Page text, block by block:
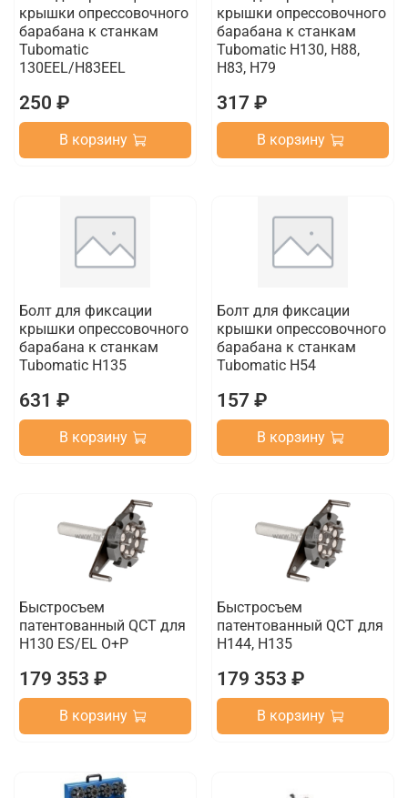
крышки опрессовочного
барабана к станкам
Tubomatic
130EEL/H83EEL
250 ₽
В корзину
крышки опрессовочного
барабана к станкам
Tubomatic H130, H88,
H83, H79
317 ₽
В корзину
Болт для фиксации
крышки опрессовочного
барабана к станкам
Tubomatic H135
631 ₽
В корзину
Болт для фиксации
крышки опрессовочного
барабана к станкам
Tubomatic H54
157 ₽
В корзину
Быстросъем
патентованный QCT для
H130 ES/EL O+P
179 353 ₽
В корзину
Быстросъем
патентованный QCT для
H144, H135
179 353 ₽
В корзину